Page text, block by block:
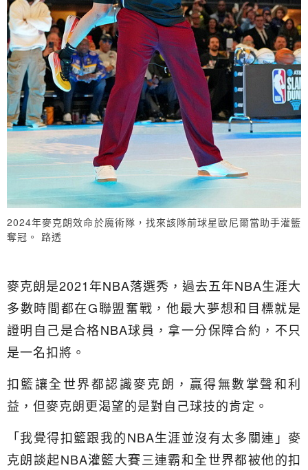
2024年麥克朗效命於魔術隊，找來該隊前球星歐尼爾當助手灌籃
奪冠。 路透
麥克朗是2021年NBA落選秀，過去五年NBA生涯大
多數時間都在G聯盟奮戰，他最大夢想和目標就是
證明自己是合格NBA球員，拿一分保障合約，不只
是一名扣將。
扣籃讓全世界都認識麥克朗，贏得無數掌聲和利
益，但麥克朗更渴望的是對自己球技的肯定。
「我覺得扣籃跟我的NBA生涯並沒有太多關連」麥
克朗談起NBA灌籃大賽三連霸和全世界都被他的扣